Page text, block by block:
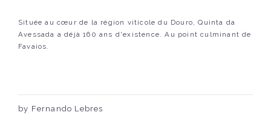
Située au cœur de la région viticole du Douro, Quinta da
Avessada a déjà 160 ans d'existence. Au point culminant de
Favaios.
by Fernando Lebres